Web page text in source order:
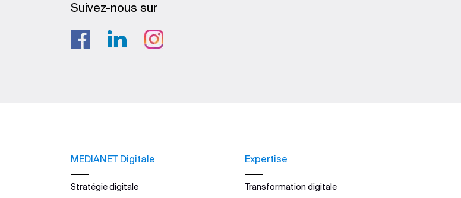
Suivez-nous sur
MEDIANET Digitale
Stratégie digitale
Expertise
Transformation digitale